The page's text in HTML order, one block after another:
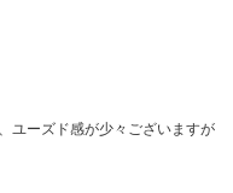
ユーズド感が少々ございますが